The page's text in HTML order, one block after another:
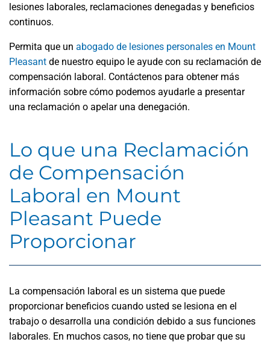
lesiones laborales, reclamaciones denegadas y beneficios
continuos.
Permita que un abogado de lesiones personales en Mount
Pleasant de nuestro equipo le ayude con su reclamación de
compensación laboral. Contáctenos para obtener más
información sobre cómo podemos ayudarle a presentar
una reclamación o apelar una denegación.
Lo que una Reclamación
de Compensación
Laboral en Mount
Pleasant Puede
Proporcionar
La compensación laboral es un sistema que puede
proporcionar beneficios cuando usted se lesiona en el
trabajo o desarrolla una condición debido a sus funciones
laborales. En muchos casos, no tiene que probar que su